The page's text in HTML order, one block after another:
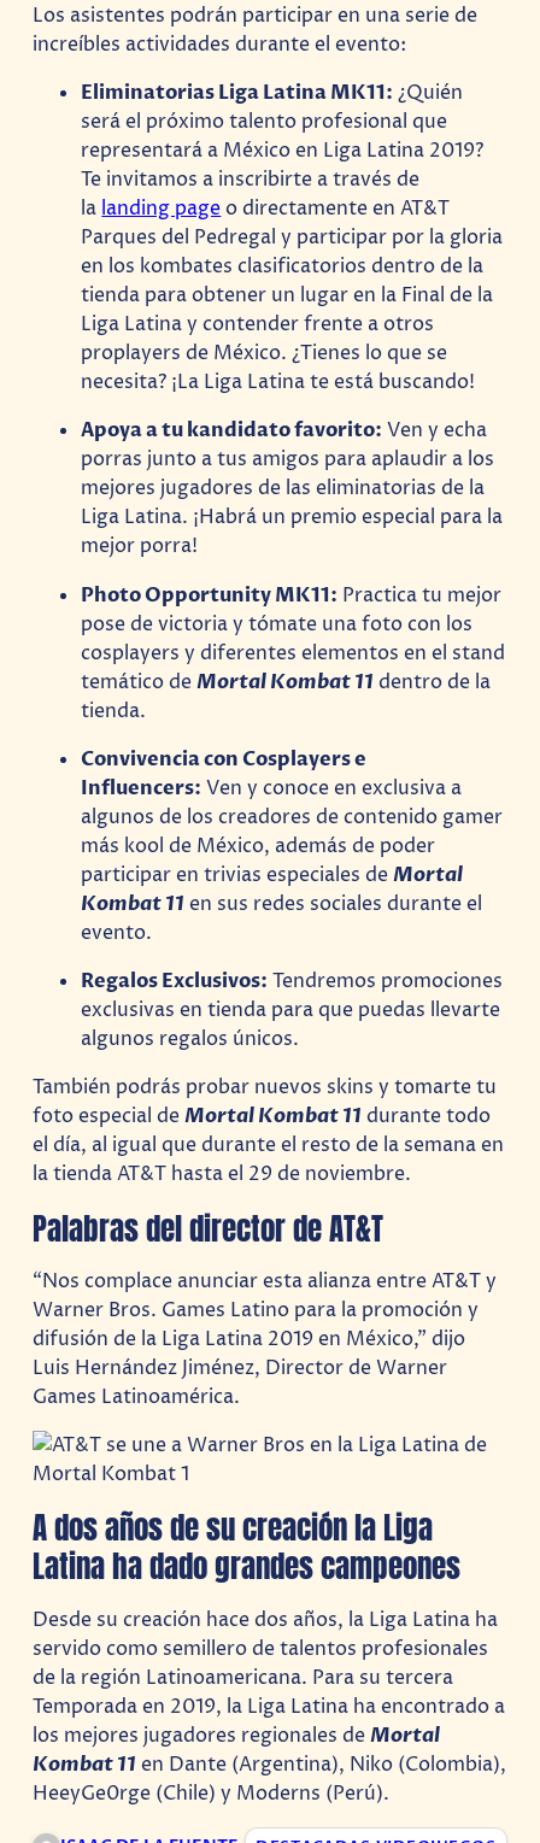
Los asistentes podrán participar en una serie de
increíbles actividades durante el evento:
Eliminatorias Liga Latina MK11:¿Quién
será el próximo talento profesional que
representará a México en Liga Latina 2019?
Te invitamos a inscribirte a través de
la landing pageo directamente en AT&T
Parques del Pedregal y participar por la gloria
en los kombates clasificatorios dentro de la
tienda para obtener un lugar en la Final de la
Liga Latina y contender frente a otros
proplayers de México. ¿Tienes lo que se
necesita? ¡La Liga Latina te está buscando!
Apoya a tu kandidato favorito:Ven y echa
porras junto a tus amigos para aplaudir a los
mejores jugadores de las eliminatorias de la
Liga Latina. ¡Habrá un premio especial para la
mejor porra!
Photo Opportunity MK11: Practica tu mejor
pose de victoria y tómate una foto con los
cosplayers y diferentes elementos en el stand
temático deMortal Kombat 11 dentro de la
tienda.
Convivencia con Cosplayers e
Influencers:Ven y conoce en exclusiva a
algunos de los creadores de contenido gamer
más kool de México, además de poder
participar en trivias especiales deMortal
Kombat 11 en sus redes sociales durante el
evento.
Regalos Exclusivos:Tendremos promociones
exclusivas en tienda para que puedas llevarte
algunos regalos únicos.
También podrás probar nuevos skins y tomarte tu
foto especial deMortal Kombat 11 durante todo
el día, al igual que durante el resto de la semana en
la tienda AT&T hasta el 29 de noviembre.
Palabras del director de AT&T
“Nos complace anunciar esta alianza entre AT&T y
Warner Bros. Games Latino para la promoción y
difusión de la Liga Latina 2019 en México,” dijo
Luis Hernández Jiménez, Director de Warner
Games Latinoamérica.
A dos años de su creación la Liga
Latina ha dado grandes campeones
Desde su creación hace dos años, la Liga Latina ha
servido como semillero de talentos profesionales
de la región Latinoamericana. Para su tercera
Temporada en 2019, la Liga Latina ha encontrado a
los mejores jugadores regionales deMortal
Kombat 11 en Dante (Argentina), Niko (Colombia),
HeeyGe0rge (Chile) y Moderns (Perú).